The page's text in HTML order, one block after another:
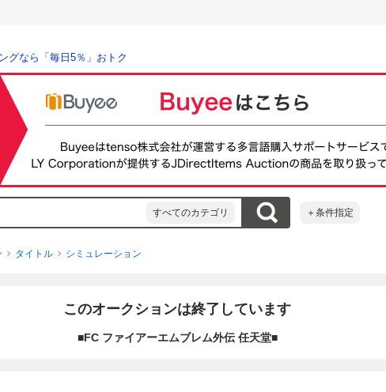
グなら「毎日5％」おトク
すべてのカテゴリ ＋条件指定
タイトル シミュレーション
このオークションは終了しています
■FC ファイアーエムブレム外伝 任天堂■